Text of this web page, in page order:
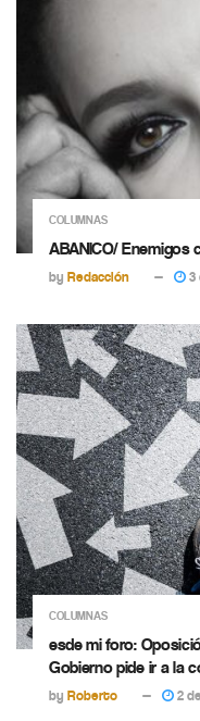
COLUMNAS
ABANICO/ Enemigos
by Redacción 3
COLUMNAS
esde mi foro:
Gobierno pide ir a la
by Roberto 2